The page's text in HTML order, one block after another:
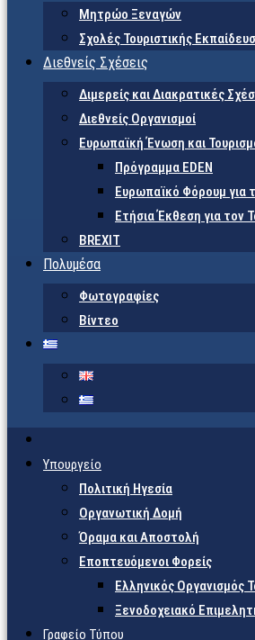
Μητρώο Ξεναγών
Σχολές Τουριστικής
Διεθνείς Σχέσεις
Διμερείς και Διακρατικές
Διεθνείς Οργανισμοί
Ευρωπαϊκή Ένωση και
Πρόγραμμα EDEN
Ευρωπαϊκό Φόρουμ για
Ετήσια Έκθεση για τον
BREXIT
Πολυμέσα
Φωτογραφίες
Βίντεο
Υπουργείο
Πολιτική Ηγεσία
Οργανωτική Δομή
Όραμα και Αποστολή
Εποπτευόμενοι Φορείς
Eλληνικός Οργανισμός
Ξενοδοχειακό
Γραφείο Τύπου